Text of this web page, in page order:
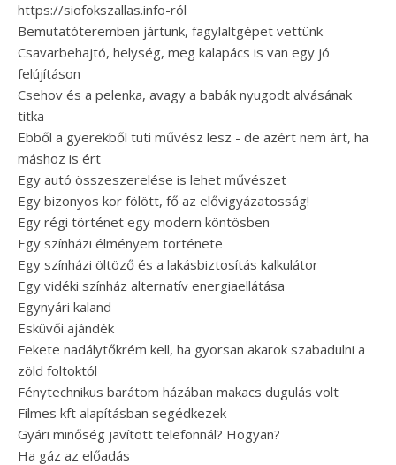
https://siofokszallas.info-ról
Bemutatóteremben jártunk, fagylaltgépet vettünk
Csavarbehajtó, helység, meg kalapács is van egy jó
felújításon
Csehov és a pelenka, avagy a babák nyugodt alvásának
titka
Ebből a gyerekből tuti művész lesz - de azért nem árt, ha
máshoz is ért
Egy autó összeszerelése is lehet művészet
Egy bizonyos kor fölött, fő az elővigyázatosság!
Egy régi történet egy modern köntösben
Egy színházi élményem története
Egy színházi öltöző és a lakásbiztosítás kalkulátor
Egy vidéki színház alternatív energiaellátása
Egynyári kaland
Esküvői ajándék
Fekete nadálytőkrém kell, ha gyorsan akarok szabadulni a
zöld foltoktól
Fénytechnikus barátom házában makacs dugulás volt
Filmes kft alapításban segédkezek
Gyári minőség javított telefonnál? Hogyan?
Ha gáz az előadás